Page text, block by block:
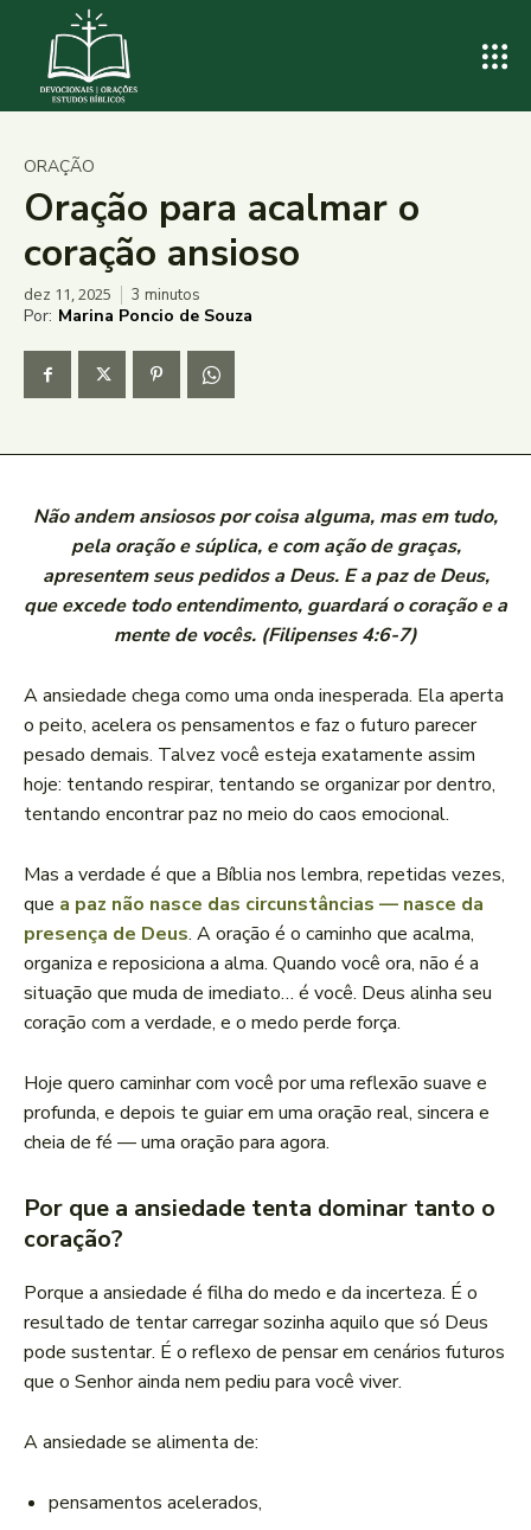
ORAÇÃO
Oração para acalmar o
coração ansioso
dez 11, 2025 3 minutos
Por: Marina Poncio de Souza
Não andem ansiosos por coisa alguma, mas em tudo,
pela oração e súplica, e com ação de graças,
apresentem seus pedidos a Deus. E a paz de Deus,
que excede todo entendimento, guardará o coração e a
mente de vocês. (Filipenses 4:6-7)
A ansiedade chega como uma onda inesperada. Ela aperta
o peito, acelera os pensamentos e faz o futuro parecer
pesado demais. Talvez você esteja exatamente assim
hoje: tentando respirar, tentando se organizar por dentro,
tentando encontrar paz no meio do caos emocional.
Mas a verdade é que a Bíblia nos lembra, repetidas vezes,
que a paz não nasce das circunstâncias — nasce da
presença de Deus. A oração é o caminho que acalma,
organiza e reposiciona a alma. Quando você ora, não é a
situação que muda de imediato… é você. Deus alinha seu
coração com a verdade, e o medo perde força.
Hoje quero caminhar com você por uma reflexão suave e
profunda, e depois te guiar em uma oração real, sincera e
cheia de fé — uma oração para agora.
Por que a ansiedade tenta dominar tanto o
coração?
Porque a ansiedade é filha do medo e da incerteza. É o
resultado de tentar carregar sozinha aquilo que só Deus
pode sustentar. É o reflexo de pensar em cenários futuros
que o Senhor ainda nem pediu para você viver.
A ansiedade se alimenta de:
pensamentos acelerados,